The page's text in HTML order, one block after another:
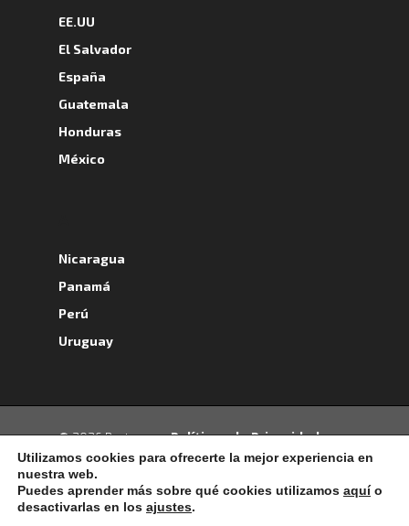
EE.UU
El Salvador
España
Guatemala
Honduras
México
Nicaragua
Panamá
Perú
Uruguay
© 2026 Portrans.- Políticas de Privacidad -
Política de Cookies -Términos y
Condiciones -
Datos Personales
Utilizamos cookies para ofrecerte la mejor experiencia en
nuestra web.
Puedes aprender más sobre qué cookies utilizamos aquío
desactivarlas en los ajustes.